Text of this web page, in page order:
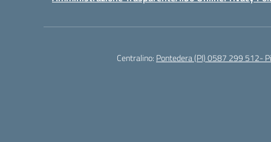
Centralino: Pontedera (PI) 0587 299 512-